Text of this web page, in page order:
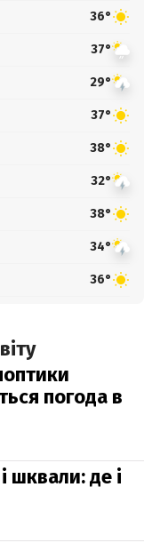
36°
37°
29°
37°
38°
32°
38°
34°
36°
погода в
шквали: де і